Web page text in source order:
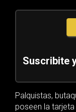
Suscribite
Palquistas,
poseen la